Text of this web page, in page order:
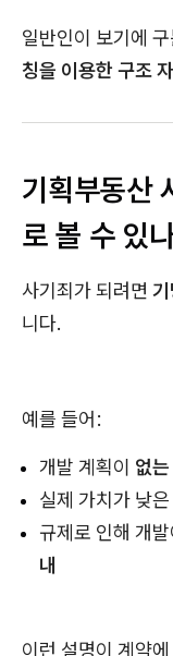
일반인이 보기에
칭을 이용한 구조
기획부동산
로 볼 수 있
사기죄가 되려면
니다.
예를 들어:
개발 계획이 없
실제 가치가 낮
규제로 인해 개
내
이런 설명이 계약